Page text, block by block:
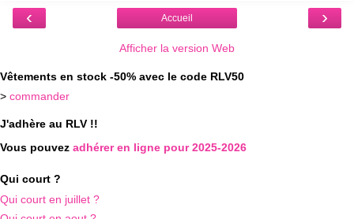
‹ ›
Accueil
Afficher la version Web
Vêtements en stock -50% avec le code RLV50
> commander
J'adhère au RLV !!
Vous pouvez adhérer en ligne pour 2025-2026
Qui court ?
Qui court en juillet ?